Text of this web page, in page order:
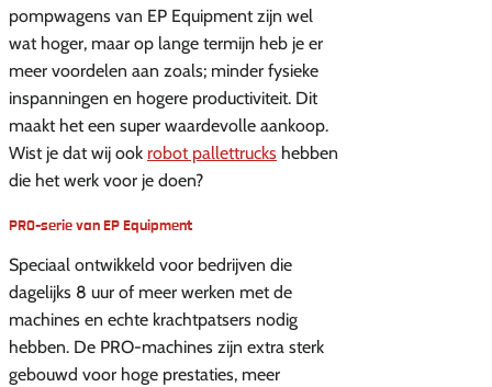
pompwagens van EP Equipment zijn wel
wat hoger, maar op lange termijn heb je er
meer voordelen aan zoals; minder fysieke
inspanningen en hogere productiviteit. Dit
maakt het een super waardevolle aankoop.
Wist je dat wij ook robot pallettrucks hebben
die het werk voor je doen?
PRO-serie van EP Equipment
Speciaal ontwikkeld voor bedrijven die
dagelijks 8 uur of meer werken met de
machines en echte krachtpatsers nodig
hebben. De PRO-machines zijn extra sterk
gebouwd voor hoge prestaties, meer